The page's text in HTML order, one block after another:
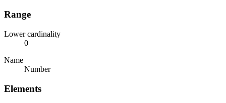
Range
Lower cardinality
0
Name
Number
Elements